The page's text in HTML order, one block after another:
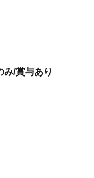
み/賞与あり